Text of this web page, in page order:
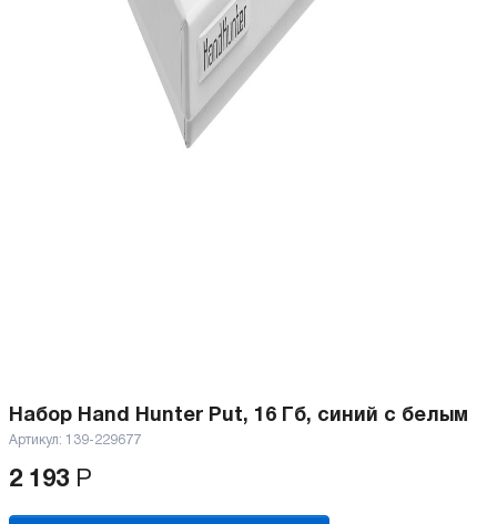
Набор Hand Hunter Put, 16 Гб, синий с белым
Артикул: 139-229677
2 193 Р